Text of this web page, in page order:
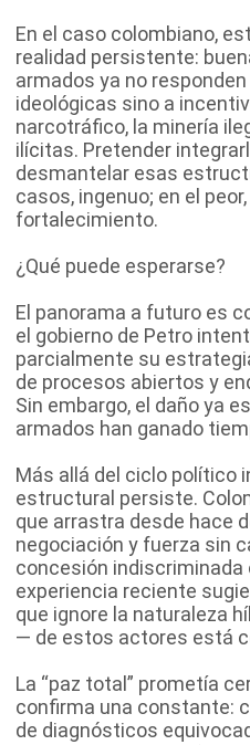
En el caso colombiano,
realidad persistente:
armados ya no
ideológicas sino a
narcotráfico, la minería
ilícitas. Pretender
desmantelar esas
casos, ingenuo; en el
fortalecimiento.
¿Qué puede esperarse?
El panorama a futuro es
el gobierno de Petro
parcialmente su
de procesos abiertos y
Sin embargo, el daño ya
armados han ganado
Más allá del ciclo político
estructural persiste.
que arrastra desde hace
negociación y fuerza sin
concesión indiscriminada
experiencia reciente
que ignore la naturaleza
— de estos actores está
La “paz total” prometía
confirma una constante:
de diagnósticos